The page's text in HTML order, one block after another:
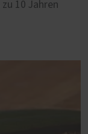
10 Jahren